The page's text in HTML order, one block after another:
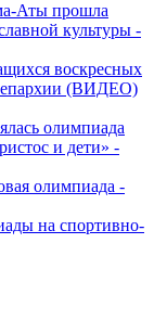
Аты прошла
культуры -
воскресных
епархии (ВИДЕО)
олимпиада
и дети» -
олимпиада -
на спортивно-